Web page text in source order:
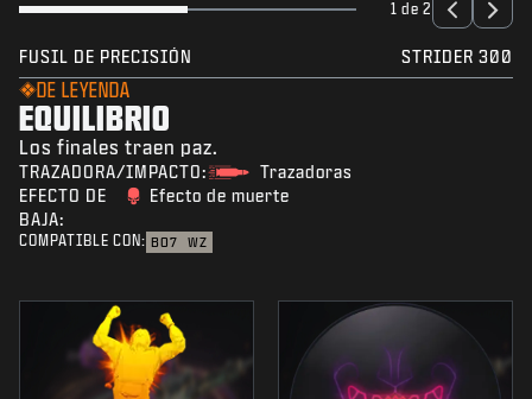
1 de 2
FUSIL DE PRECISIÓN STRIDER 300
DE LEYENDA
EQUILIBRIO
Los finales traen paz.
TRAZADORA/IMPACTO:
Trazadoras
EFECTO DE
BAJA:
Efecto de muerte
COMPATIBLE CON: BO7 WZ